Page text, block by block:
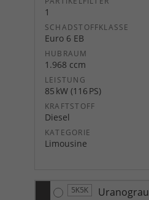
1
SCHADSTOFFKLASSE
Euro 6 EB
HUBRAUM
1.968 ccm
LEISTUNG
85 kW (116 PS)
KRAFTSTOFF
Diesel
KATEGORIE
Limousine
5K5K Uranograu